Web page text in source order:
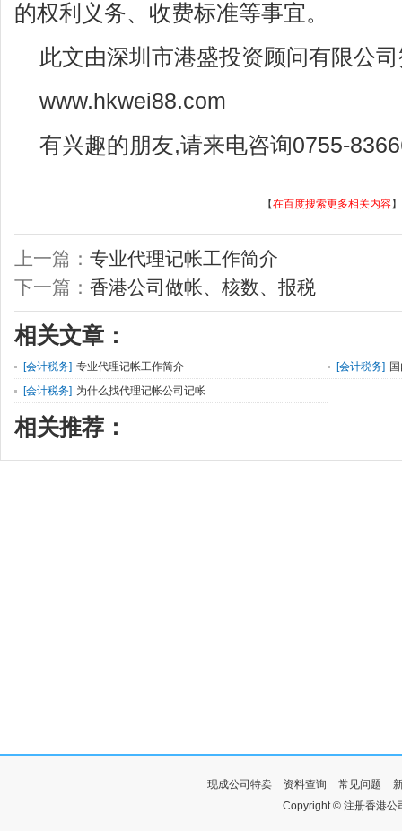
的权利义务、收费标准等事宜。
此文由深圳市港盛投资顾问有限公
www.hkwei88.com
有兴趣的朋友,请来电咨询0755-
【在百度搜索更多相关内容】
上一篇： 专业代理记帐工作简介
下一篇： 香港公司做帐、核数、报税
相关文章：
[会计税务] 专业代理记帐工作简介 [会计税务]
[会计税务] 为什么找代理记帐公司记帐
相关推荐：
现成公司特卖 资料查询 常见问题
Copyright © 注册香港公